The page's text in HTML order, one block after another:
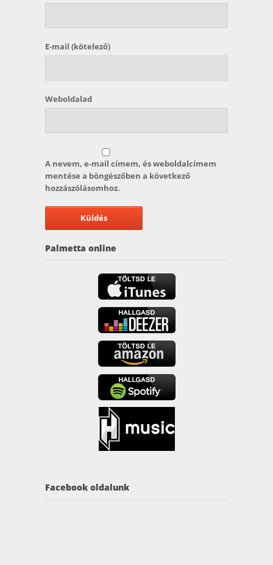
E-mail (kötelező)
Weboldalad
A nevem, e-mail címem, és weboldalcímem
mentése a böngészőben a következő
hozzászólásomhoz.
Palmetta online
Facebook oldalunk